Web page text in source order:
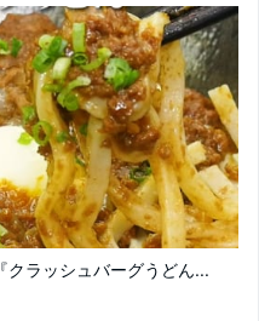
クラッシュバーグうどん...